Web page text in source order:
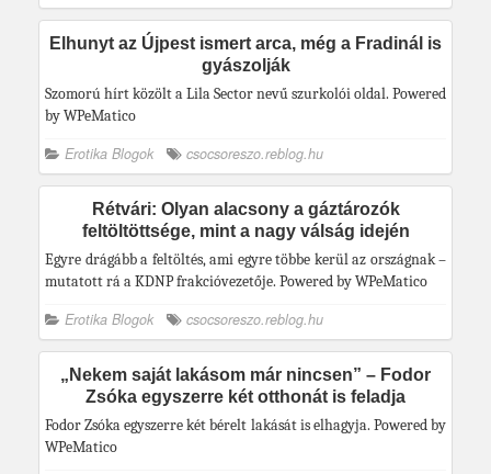
Elhunyt az Újpest ismert arca, még a Fradinál is
gyászolják
Szomorú hírt közölt a Lila Sector nevű szurkolói oldal. Powered
by WPeMatico
Erotika Blogok csocsoreszo.reblog.hu
Rétvári: Olyan alacsony a gáztározók
feltöltöttsége, mint a nagy válság idején
Egyre drágább a feltöltés, ami egyre többe kerül az országnak –
mutatott rá a KDNP frakcióvezetője. Powered by WPeMatico
Erotika Blogok csocsoreszo.reblog.hu
„Nekem saját lakásom már nincsen” – Fodor
Zsóka egyszerre két otthonát is feladja
Fodor Zsóka egyszerre két bérelt lakását is elhagyja. Powered by
WPeMatico